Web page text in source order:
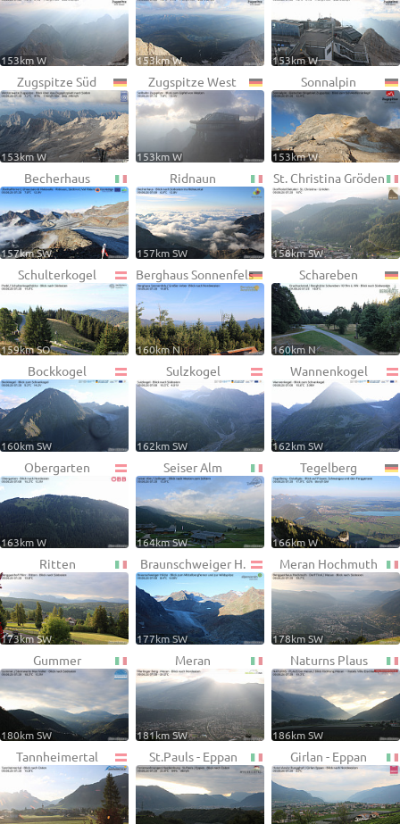
153km W 153km W 153km W
Zugspitze Süd
153km W
Zugspitze West
153km W
Sonnalpin
153km W
Becherhaus
157km SW
Ridnaun
157km SW
St. Christina Gröden
158km SW
Schulterkogel
159km SO
Berghaus Sonnenfels
160km N
Schareben
160km N
Bockkogel
160km SW
Sulzkogel
162km SW
Wannenkogel
162km SW
Obergarten
163km W
Seiser Alm
164km SW
Tegelberg
166km W
Ritten
173km SW
Braunschweiger H.
177km SW
Meran Hochmuth
178km SW
Gummer
180km SW
Meran
181km SW
Naturns Plaus
186km SW
Tannheimertal St.Pauls - Eppan Girlan - Eppan